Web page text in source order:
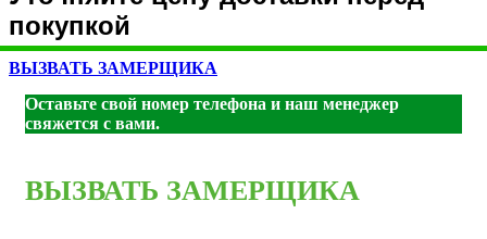
покупкой
ВЫЗВАТЬ ЗАМЕРЩИКА
Оставьте свой номер телефона и наш менеджер
свяжется с вами.
ВЫЗВАТЬ ЗАМЕРЩИКА